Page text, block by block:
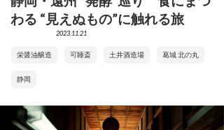
わる “見えぬもの”に触れる旅
2023.11.21
栄醤油醸造 可睡斎 土井酒造場 葛城 北の丸
静岡